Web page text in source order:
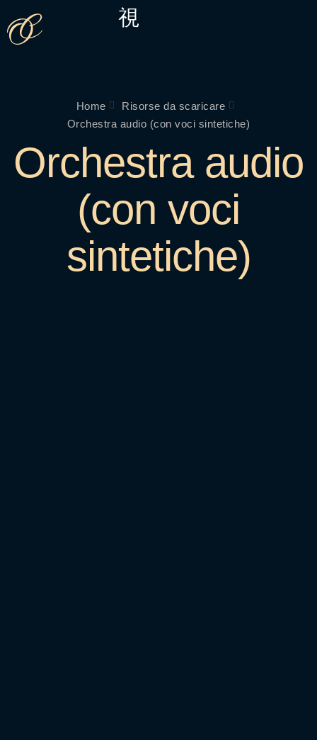
Home
Risorse da scaricare
Orchestra audio (con voci sintetiche)
Orchestra audio
(con voci
sintetiche)